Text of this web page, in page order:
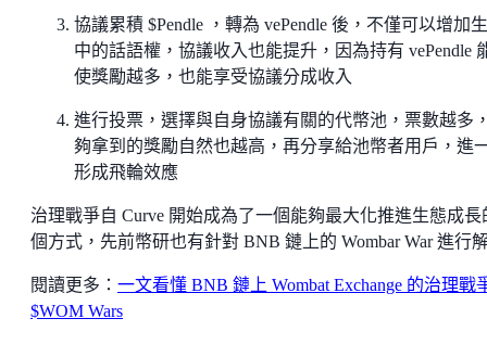
協議累積 $Pendle ，轉為 vePendle 後，不僅可以增加
中的話語權，協議收入也能提升，因為持有 vePendle
使獎勵越多，也能享受協議分成收入
進行投票，選擇與自身協議有關的代幣池，票數越多
夠拿到的獎勵自然也越高，再分享給池幣者用戶，進
形成飛輪效應
治理戰爭自 Curve 開始成為了一個能夠最大化推進生態成長
個方式，先前幣研也有針對 BNB 鏈上的 Wombar War 進行
閱讀更多： 一文看懂 BNB 鏈上 Wombat Exchange 的治理戰
$WOM Wars